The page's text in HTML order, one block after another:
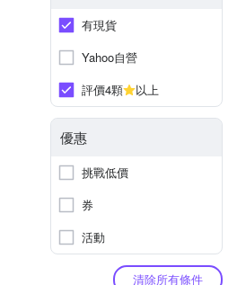
有現貨
Yahoo自營
評價4顆
以上
優惠
挑戰低價
券
活動
清除所有條件